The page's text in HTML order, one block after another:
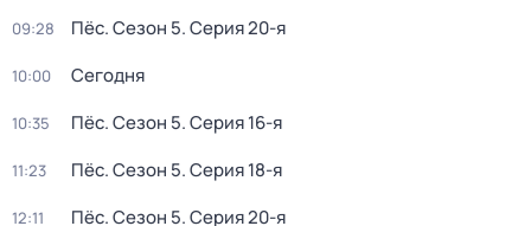
09:28 Пёс. Сезон 5. Серия 20-я
10:00 Сегодня
10:35 Пёс. Сезон 5. Серия 16-я
11:23 Пёс. Сезон 5. Серия 18-я
12:11 Пёс. Сезон 5. Серия 20-я